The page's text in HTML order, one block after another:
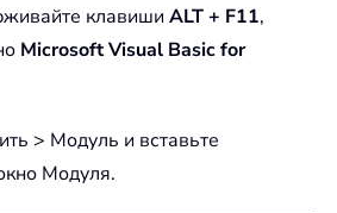
клавиши ALT + F11,
Microsoft Visual Basic for
> Модуль и вставьте
Модуля.